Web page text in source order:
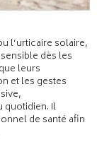
l’urticaire solaire,
dès les
leurs
et les gestes
quotidien. Il
de santé afin